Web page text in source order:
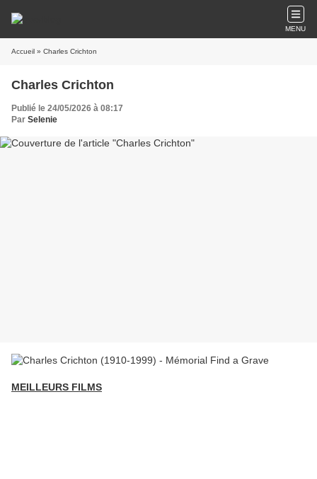
MENU
Accueil » Charles Crichton
Charles Crichton
Publié le 24/05/2026 à 08:17
Par Selenie
MEILLEURS FILMS